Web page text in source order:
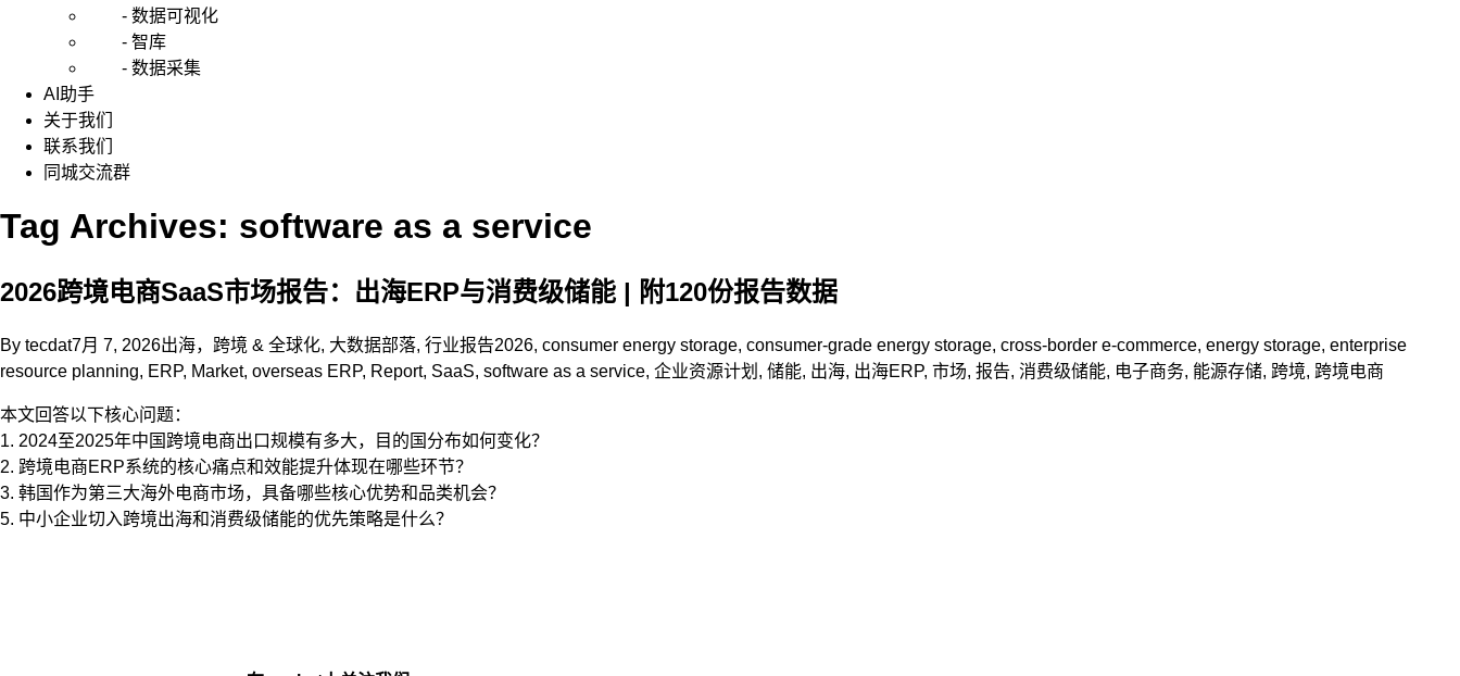
- 数据可视化
- 智库
- 数据采集
AI助手
关于我们
联系我们
同城交流群
Tag Archives: software as a service
2026跨境电商SaaS市场报告：出海ERP与消费级储能 | 附120份报告数据
By tecdat7月 7, 2026出海，跨境 & 全球化, 大数据部落, 行业报告2026, consumer energy storage, consumer-grade energy storage, cross-border e-commerce, energy storage, enterprise
resource planning, ERP, Market, overseas ERP, Report, SaaS, software as a service, 企业资源计划 , 储能, 出海, 出海ERP, 市场, 报告, 消费级储能, 电子商务, 能源存储, 跨境, 跨境电商
本文回答以下核心问题：
1. 2024至2025年中国跨境电商出口规模有多大，目的国分布如何变化？
2. 跨境电商ERP系统的核心痛点和效能提升体现在哪些环节？
3. 韩国作为第三大海外电商市场，具备哪些核心优势和品类机会？
5. 中小企业切入跨境出海和消费级储能的优先策略是什么？